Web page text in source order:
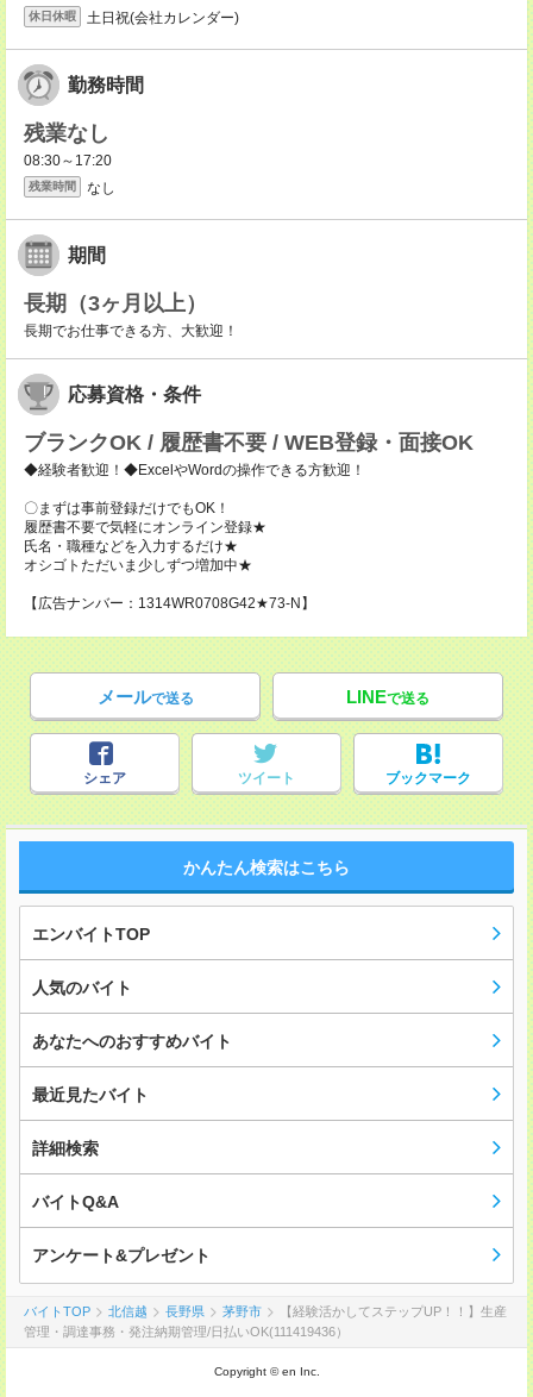
休日休暇 土日祝(会社カレンダー)
勤務時間
残業なし
08:30～17:20
残業時間 なし
期間
長期（3ヶ月以上）
長期でお仕事できる方、大歓迎！
応募資格・条件
ブランクOK / 履歴書不要 / WEB登録・面接OK
◆経験者歓迎！◆ExcelやWordの操作できる方歓迎！
〇まずは事前登録だけでもOK！
履歴書不要で気軽にオンライン登録★
氏名・職種などを入力するだけ★
オシゴトただいま少しずつ増加中★
【広告ナンバー：1314WR0708G42★73-N】
メールで送る LINEで送る
シェア ツイート ブックマーク
かんたん検索はこちら
エンバイトTOP
人気のバイト
あなたへのおすすめバイト
最近見たバイト
詳細検索
バイトQ&A
アンケート&プレゼント
バイトTOP 北信越 長野県 茅野市
【経験活かしてステップUP！！】生産
管理・調達事務・発注納期管理/日払いOK(111419436）
Copyright © en Inc.